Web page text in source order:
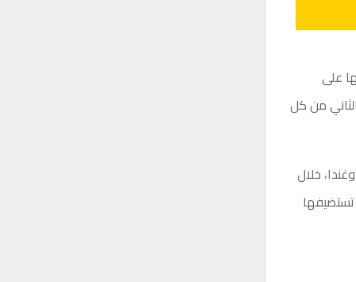
منتخبًا، تم توزيعها على
من كل
وأوغندا، خلال
التي تستضيفها